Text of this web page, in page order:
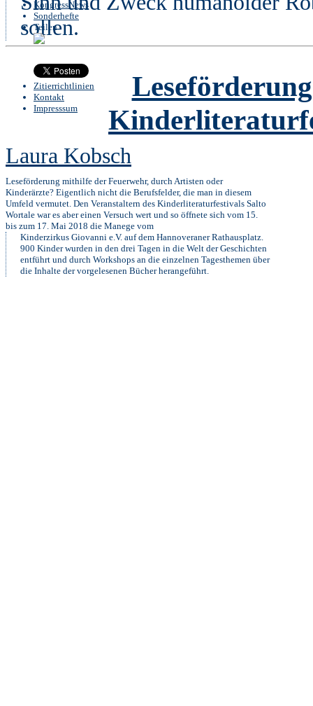
KongressNews
Sonderhefte
Teilen
Zitierrichtlinien
Kontakt
Impresssum
sollen.
Laura Kobsch
Leseförderung mithilfe der Feuerwehr, durch Artisten oder
Kinderärzte? Eigentlich nicht die Berufsfelder, die man in diesem
Umfeld vermutet. Den Veranstaltern des Kinderliteraturfestivals Salto
Wortale war es aber einen Versuch wert und so öffnete sich vom 15.
bis zum 17. Mai 2018 die Manege vom
Kinderzirkus Giovanni e.V. auf dem Hannoveraner Rathausplatz.
900 Kinder wurden in den drei Tagen in die Welt der Geschichten
entführt und durch Workshops an die einzelnen Tagesthemen über
die Inhalte der vorgelesenen Bücher herangeführt.